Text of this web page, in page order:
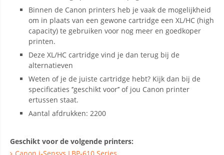
Binnen de Canon printers heb je vaak de mogelijkheid
om in plaats van een gewone cartridge een XL/HC (high
capacity) te gebruiken voor nog meer en goedkoper
printen.
Deze XL/HC cartridge vind je dan terug bij de
alternatieven
Weten of je de juiste cartridge hebt? Kijk dan bij de
specificaties ‘’geschikt voor’’ of jou Canon printer
ertussen staat.
Aantal afdrukken: 2200
Geschikt voor de volgende printers: